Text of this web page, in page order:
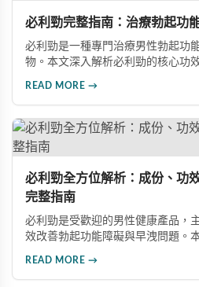
必利勁完整指南：治療勃起功
必利勁是一種專門治療男性勃起功
物。本文深入解析必利勁的核心功
READ MORE →
必利勁全方位解析：成份、功
完整指南
必利勁是受歡迎的男性健康產品，
效改善勃起功能障礙與早洩問題。
READ MORE →